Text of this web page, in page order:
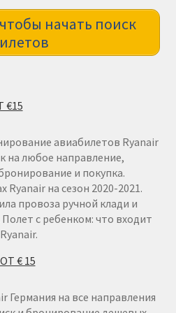
начать поиск
€15
авиабилетов Ryanair
на любое направление,
и покупка.
на сезон 2020-2021.
провоза ручной клади и
с ребенком: что входит
€ 15
Германия на все направления